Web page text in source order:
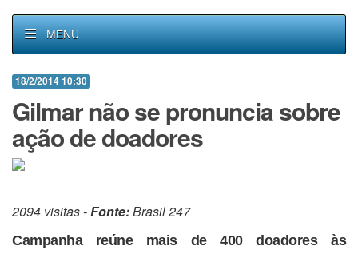
MENU
18/2/2014 10:30
Gilmar não se pronuncia sobre
ação de doadores
2094 visitas -Fonte:Brasil 247
Campanha reúne mais de 400 doadores às